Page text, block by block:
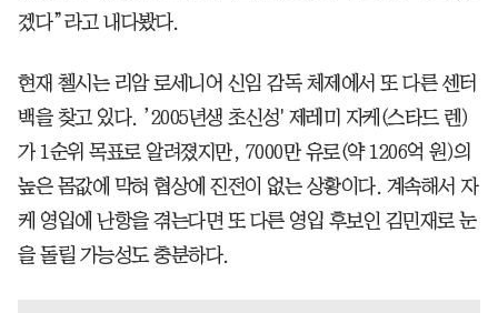
겠다”라고 내다봤다.
현재 첼시는 리암 로세니어 신임 감독 체제에서 또 다른 센터
백을 찾고 있다. ’2005년생 초신성' 제레미 자케(스타드 렌)
가 1순위 목표로 알려졌지만, 7000만 유로(약 1206억 원)의
높은 몸값에 막혀 협상에 진전이 없는 상황이다. 계속해서 자
케 영입에 난항을 겪는다면 또 다른 영입 후보인 김민재로 눈
을 돌릴 가능성도 충분하다.